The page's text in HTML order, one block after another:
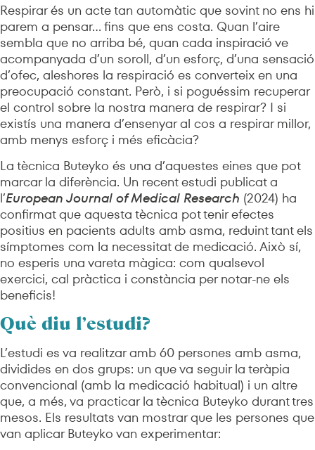
Respirar és un acte tan automàtic que sovint no ens hi
parem a pensar… fins que ens costa. Quan l’aire
sembla que no arriba bé, quan cada inspiració ve
acompanyada d’un soroll, d’un esforç, d’una sensació
d’ofec, aleshores la respiració es converteix en una
preocupació constant. Però, i si poguéssim recuperar
el control sobre la nostra manera de respirar? I si
existís una manera d’ensenyar al cos a respirar millor,
amb menys esforç i més eficàcia?
La tècnica Buteyko és una d’aquestes eines que pot
marcar la diferència. Un recent estudi publicat a
l’European Journal of Medical Research (2024) ha
confirmat que aquesta tècnica pot tenir efectes
positius en pacients adults amb asma, reduint tant els
símptomes com la necessitat de medicació. Això sí,
no esperis una vareta màgica: com qualsevol
exercici, cal pràctica i constància per notar-ne els
beneficis!
Què diu l’estudi?
L’estudi es va realitzar amb 60 persones amb asma,
dividides en dos grups: un que va seguir la teràpia
convencional (amb la medicació habitual) i un altre
que, a més, va practicar la tècnica Buteyko durant tres
mesos. Els resultats van mostrar que les persones que
van aplicar Buteyko van experimentar: